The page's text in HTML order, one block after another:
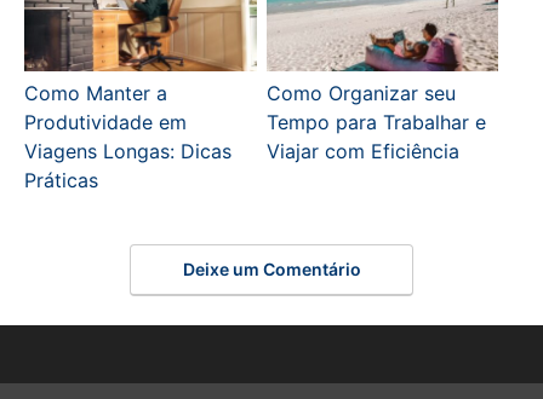
Como Manter a
Produtividade em
Viagens Longas: Dicas
Práticas
Como Organizar seu
Tempo para Trabalhar e
Viajar com Eficiência
Deixe um Comentário